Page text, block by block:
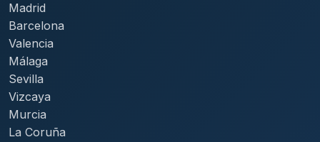
Madrid
Barcelona
Valencia
Málaga
Sevilla
Vizcaya
Murcia
La Coruña